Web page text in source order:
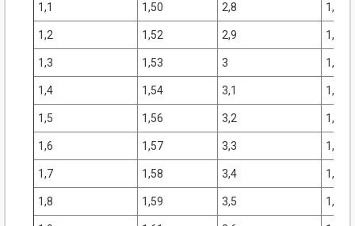
1,1 1,50 2,8 1,74
1,2 1,52 2,9 1,76
1,3 1,53 3 1,77
1,4 1,54 3,1 1,79
1,5 1,56 3,2 1,82
1,6 1,57 3,3 1,84
1,7 1,58 3,4 1,86
1,8 1,59 3,5 1,89